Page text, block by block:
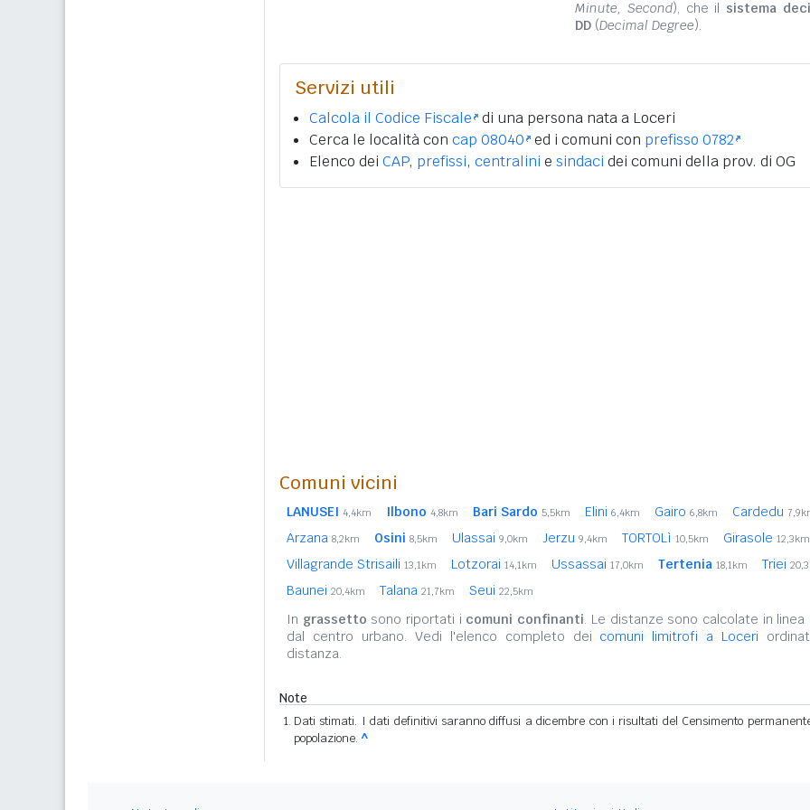
Minute, Second), che il sistema
DD (Decimal Degree).
Servizi utili
Calcola il Codice Fiscale di una persona nata a Loceri
Cerca le località con cap 08040 ed i comuni con prefisso 0782
Elenco dei CAP, prefissi, centralini e sindaci dei comuni della prov. di OG
Comuni vicini
LANUSEI 4,4km Ilbono 4,8km Bari Sardo 5,5km Elini 6,4km Gairo 6,8km Cardedu
Arzana 8,2km Osini 8,5km Ulassai 9,0km Jerzu 9,4km TORTOLì 10,5km Girasole 12,3km
Villagrande Strisaili 13,1km Lotzorai 14,1km Ussassai 17,0km Tertenia 18,1km Triei
Baunei 20,4km Talana 21,7km Seui 22,5km
In grassetto sono riportati i comuni confinanti. Le distanze sono calcolate in linea
dal centro urbano. Vedi l'elenco completo dei comuni limitrofi a Loceri
distanza.
Note
Dati stimati. I dati definitivi saranno diffusi a dicembre con i risultati del Censimento
popolazione. ^